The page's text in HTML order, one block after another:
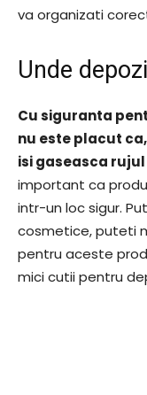
va organizati
Unde
Cu siguranta
nu este placut
isi gaseasca
important ca
intr-un loc sigur.
cosmetice, puteti
pentru aceste
mici cutii pentru